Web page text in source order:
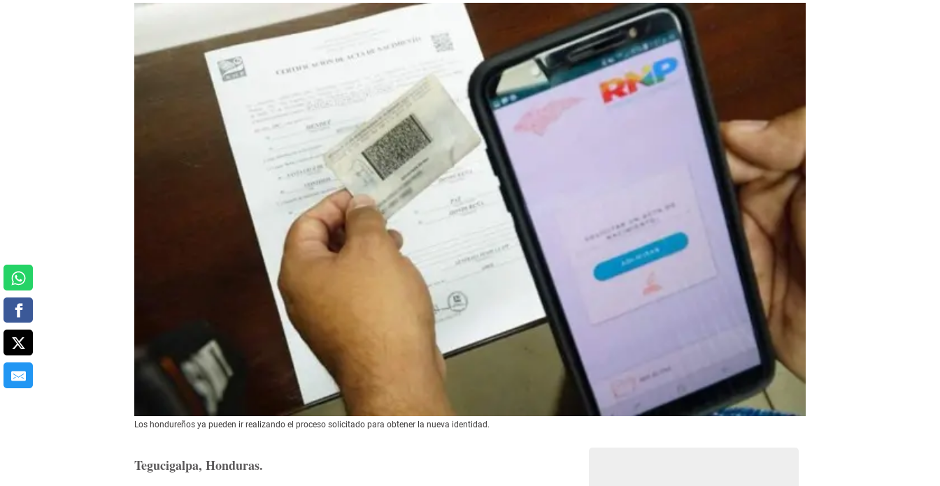
Los hondureños ya pueden ir realizando el proceso solicitado para obtener la nueva identidad.
Tegucigalpa, Honduras.